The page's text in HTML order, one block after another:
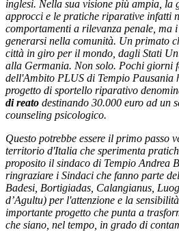
inglesi. Nella sua visione più ampia,
approcci e le pratiche riparative infatti
comportamenti a rilevanza penale, ma
generarsi nella comunità. Un primato
città in giro per il mondo, dagli Stati
alla Germania. Non solo. Pochi giorni
dell'Ambito PLUS di Tempio Pausania
progetto di sportello riparativo
di reato destinando 30.000 euro ad un
counseling psicologico.
Questo potrebbe essere il primo passo
territorio d'Italia che sperimenta
proposito il sindaco di Tempio Andrea
ringraziare i Sindaci che fanno parte
Badesi, Bortigiadas, Calangianus,
d’Agultu) per l'attenzione e la
importante progetto che punta a
che siano, nel tempo, in grado di